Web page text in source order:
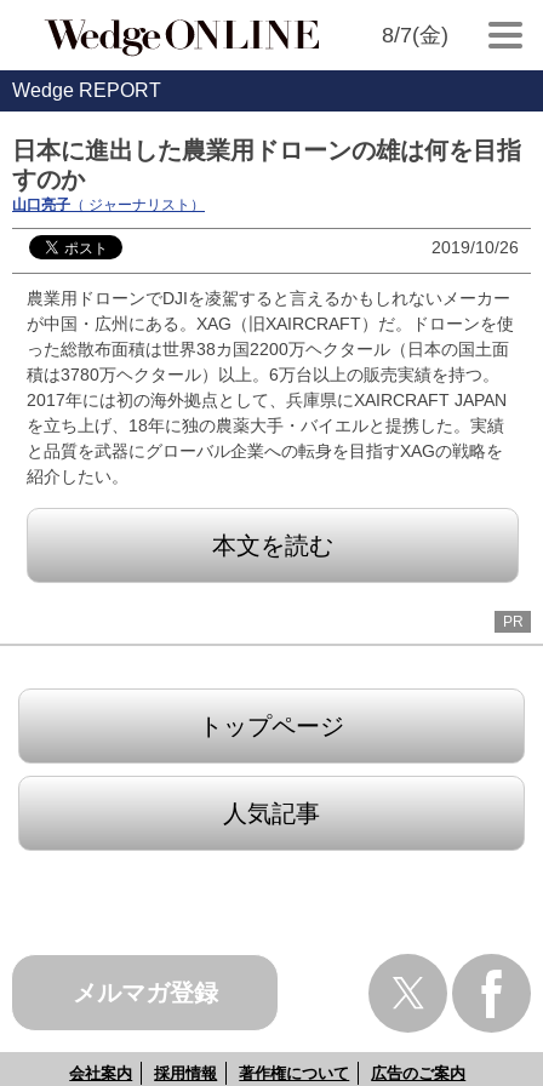
8/7(金)
Wedge REPORT
日本に進出した農業用ドローンの雄は何を目指
すのか
山口亮子 （ ジャーナリスト）
2019/10/26
農業用ドローンでDJIを凌駕すると言えるかもしれないメーカー
が中国・広州にある。XAG（旧XAIRCRAFT）だ。ドローンを使
った総散布面積は世界38カ国2200万ヘクタール（日本の国土面
積は3780万ヘクタール）以上。6万台以上の販売実績を持つ。
2017年には初の海外拠点として、兵庫県にXAIRCRAFT JAPAN
を立ち上げ、18年に独の農薬大手・バイエルと提携した。実績
と品質を武器にグローバル企業への転身を目指すXAGの戦略を
紹介したい。
本文を読む
PR
トップページ
人気記事
メルマガ登録
会社案内 採用情報 著作権について 広告のご案内